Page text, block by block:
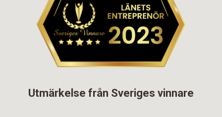
Utmärkelse från Sveriges vinnare